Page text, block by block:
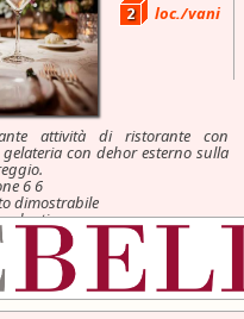
2 loc./vani
attività di ristorante con
con dehor esterno sulla
6 6
dimostrabile